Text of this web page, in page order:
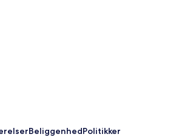
BeliggenhedPolitikker